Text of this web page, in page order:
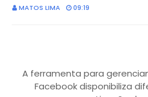
MATOS LIMA 09:19
A ferramenta para
Facebook disponibiliza